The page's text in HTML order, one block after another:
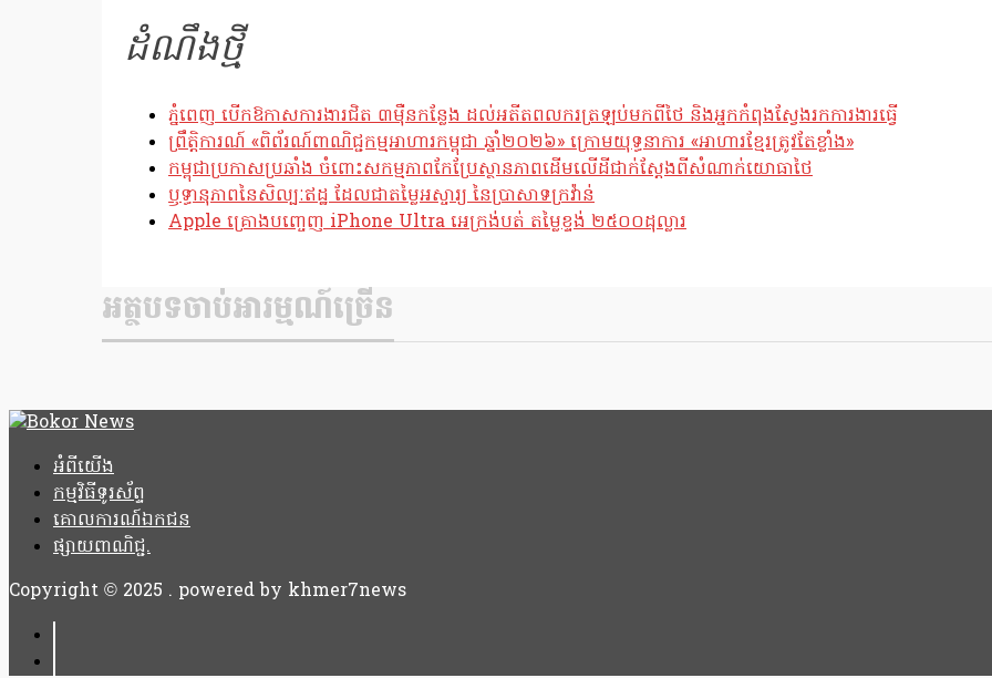
ដំណឹងថ្មី
ភ្នំពេញ បើកឱកាសការងារជិត ៣ម៉ឺនកន្លែង ដល់អតីតពលករត្រឡប់មកពីថៃ និងអ្នកកំពុងស្វែងរកការងារធ្វើ
ព្រឹត្តិការណ៍ «ពិព័រណ៍ពាណិជ្ជកម្មអាហារកម្ពុជា ឆ្នាំ២០២៦» ក្រោមយុទ្ធនាការ «អាហារខ្មែរត្រូវតែខ្លាំង»
កម្ពុជាប្រកាសប្រឆាំង ចំពោះសកម្មភាពកែប្រែស្ថានភាពដើមលើដីជាក់ស្តែងពីសំណាក់យោធាថៃ
ឫទ្ធានុភាពនៃសិល្បៈឥដ្ឋ ដែលជាតម្លៃអស្ចារ្យ នៃប្រាសាទក្រវ៉ាន់
Apple គ្រោងបញ្ចេញ iPhone Ultra អេក្រង់បត់ តម្លៃខ្ទង់ ២៥០០ដុល្លារ
អត្ថបទចាប់អារម្មណ៍ច្រើន
អំពីយើង
កម្មវិធីទូរស័ព្ទ
គោលការណ៍ឯកជន
ផ្សាយពាណិជ្ជ.
Copyright © 2025 . powered by khmer7news